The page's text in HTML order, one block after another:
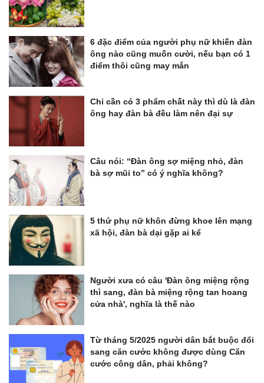
6 đặc điểm của người phụ nữ khiến đàn
ông nào cũng muốn cười, nếu bạn có 1
điểm thôi cũng may mắn
Chỉ cần có 3 phẩm chất này thì dù là đàn
ông hay đàn bà đều làm nên đại sự
Câu nói: “Đàn ông sợ miệng nhỏ, đàn
bà sợ mũi to” có ý nghĩa không?
5 thứ phụ nữ khôn đừng khoe lên mạng
xã hội, đàn bà dại gặp ai kể
Người xưa có câu 'Đàn ông miệng rộng
thì sang, đàn bà miệng rộng tan hoang
cửa nhà', nghĩa là thế nào
Từ tháng 5/2025 người dân bắt buộc đổi
sang căn cước không được dùng Căn
cước công dân, phải không?